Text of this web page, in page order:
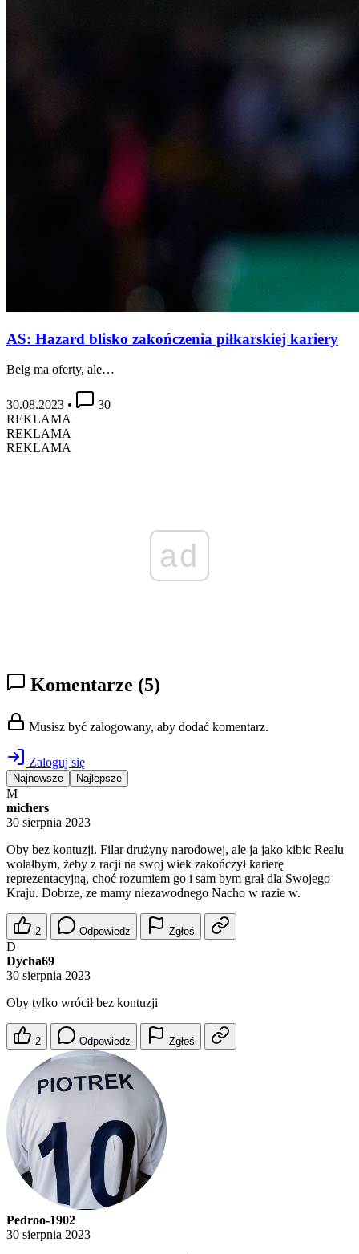
AS: Hazard blisko zakończenia piłkarskiej kariery
Belg ma oferty, ale…
30.08.2023 •
30
REKLAMA
REKLAMA
REKLAMA
ad
Komentarze (5)
Musisz być zalogowany, aby dodać komentarz.
Zaloguj się
Najnowsze Najlepsze
M
michers
30 sierpnia 2023
Oby bez kontuzji. Filar drużyny narodowej, ale ja jako kibic Realu
wolałbym, żeby z racji na swoj wiek zakończył karierę
reprezentacyjną, choć rozumiem go i sam bym grał dla Swojego
Kraju. Dobrze, ze mamy niezawodnego Nacho w razie w.
2 Odpowiedz Zgłoś
D
Dycha69
30 sierpnia 2023
Oby tylko wrócił bez kontuzji
2 Odpowiedz Zgłoś
Pedroo-1902
30 sierpnia 2023